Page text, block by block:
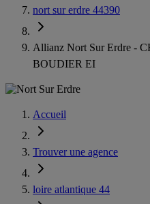
nort sur erdre 44390
Allianz Nort Sur Erdre -
BOUDIER EI
Accueil
Trouver une agence
loire atlantique 44